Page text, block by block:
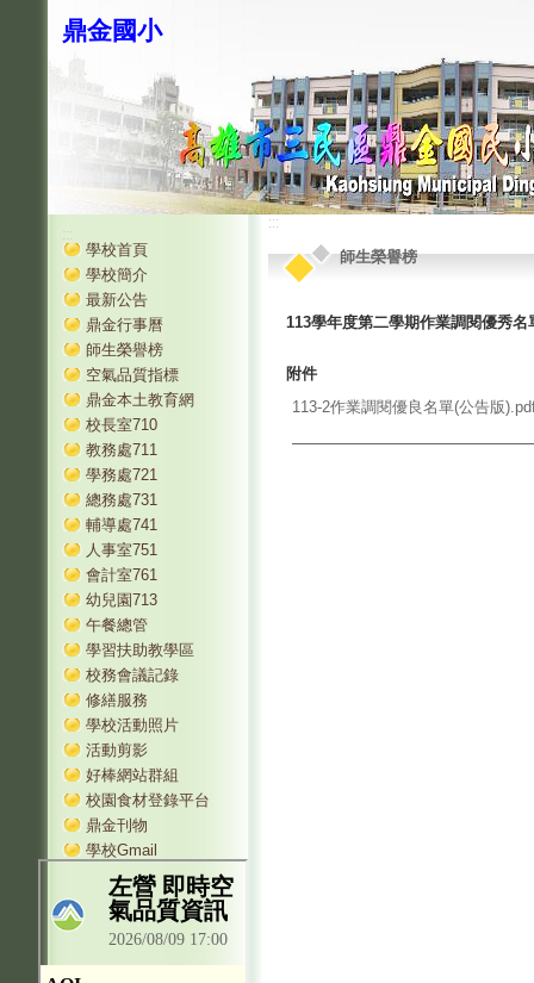
鼎金國小
:::
學校首頁
學校簡介
最新公告
鼎金行事曆
師生榮譽榜
空氣品質指標
鼎金本土教育網
校長室710
教務處711
學務處721
總務處731
輔導處741
人事室751
會計室761
幼兒園713
午餐總管
學習扶助教學區
校務會議記錄
修繕服務
學校活動照片
活動剪影
好棒網站群組
校園食材登錄平台
鼎金刊物
學校Gmail
:::
師生榮譽榜
113學年度第二學期作業調閱優秀名
附件
113-2作業調閱優良名單(公告版